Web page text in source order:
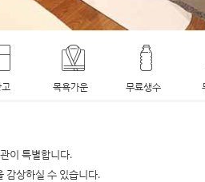
목욕가운 무료생수
타월
이 특별합니다.
감상하실 수 있습니다.